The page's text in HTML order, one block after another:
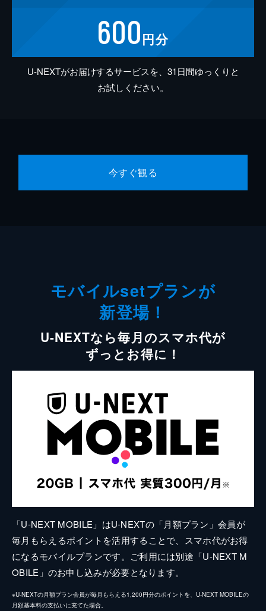
600円分
U-NEXTがお届けするサービスを、31日間ゆっくりと
お試しください。
今すぐ観る
モバイルsetプランが
新登場！
U-NEXTなら毎月のスマホ代が
ずっとお得に！
「U-NEXT MOBILE」はU-NEXTの「月額プラン」会員が
毎月もらえるポイントを活用することで、スマホ代がお得
になるモバイルプランです。ご利用には別途「U-NEXT M
OBILE」のお申し込みが必要となります。
※U-NEXTの月額プラン会員が毎月もらえる1,200円分のポイントを、U-NEXT MOBILEの
月額基本料の支払いに充てた場合。